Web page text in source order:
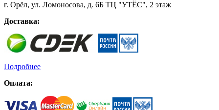
г. Орёл, ул. Ломоносова, д. 6Б ТЦ "УТЁС", 2 этаж
Доставка:
Подробнее
Оплата: